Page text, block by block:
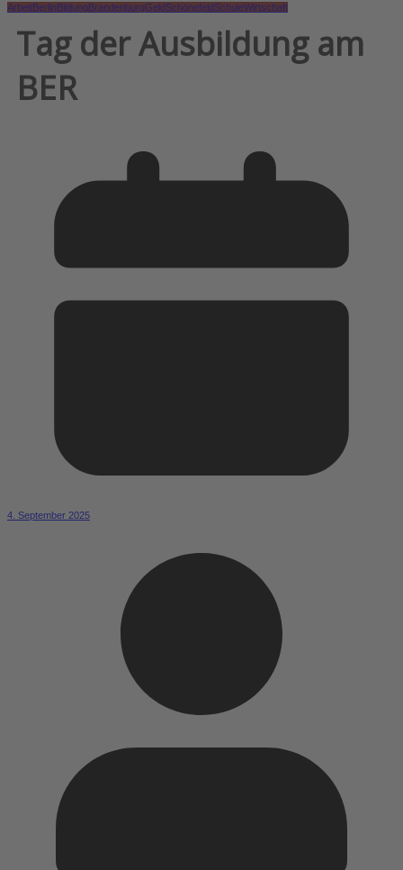
ArbeitBerlinBildungBrandenburgGeldSchönefeldSchuleWirtschaft
Tag der Ausbildung am
BER
4. September 2025